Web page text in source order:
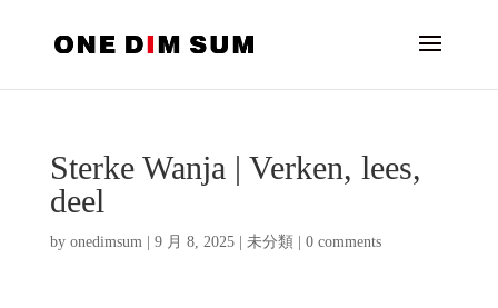
Sterke Wanja | Verken, lees,
deel
by onedimsum| 9 月 8, 2025| 未分類 0 comments